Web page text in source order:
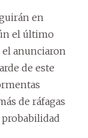
en
el último
el anunciaron
de este
de ráfagas